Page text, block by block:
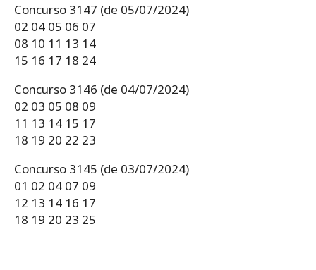
Concurso 3147 (de 05/07/2024)
02 04 05 06 07
08 10 11 13 14
15 16 17 18 24
Concurso 3146 (de 04/07/2024)
02 03 05 08 09
11 13 14 15 17
18 19 20 22 23
Concurso 3145 (de 03/07/2024)
01 02 04 07 09
12 13 14 16 17
18 19 20 23 25